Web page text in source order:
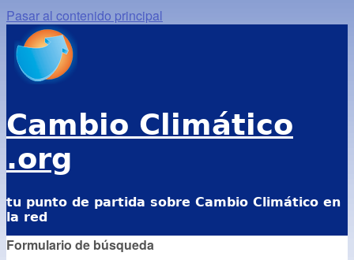
Pasar al contenido principal
Cambio Climático
.org
tu punto de partida sobre Cambio Climático en
la red
Formulario de búsqueda